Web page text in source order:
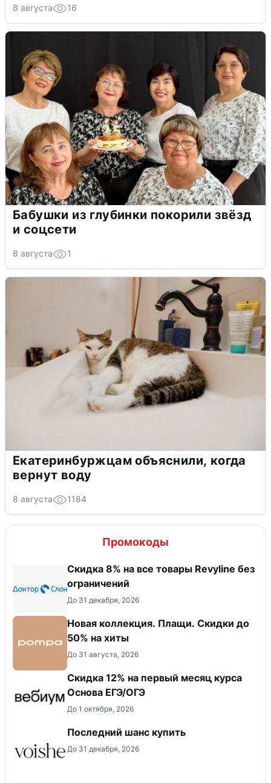
8 августа 16
Бабушки из глубинки покорили звёзд
и соцсети
8 августа 1
Екатеринбуржцам объяснили, когда
вернут воду
8 августа 1184
Промокоды
​Скидка 8% на все товары Revyline без
ограничений
До 31 декабря, 2026
Новая коллекция. Плащи. Скидки до
50% на хиты
До 31 августа, 2026
Скидка 12% на первый месяц курса
Основа ЕГЭ/ОГЭ
До 1 октября, 2026
Последний шанс купить
До 31 декабря, 2026